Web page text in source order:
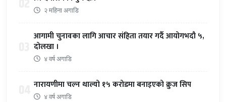
२ महिना अगाडि
आगामी चुनावका लागि आचार संहिता तयार गर्दै आयोगभदौ ५,
दोलखा ।
४ वर्ष अगाडि
नारायणीमा चल्न थाल्यो १५ करोडमा बनाइएको क्रुज सिप
४ वर्ष अगाडि